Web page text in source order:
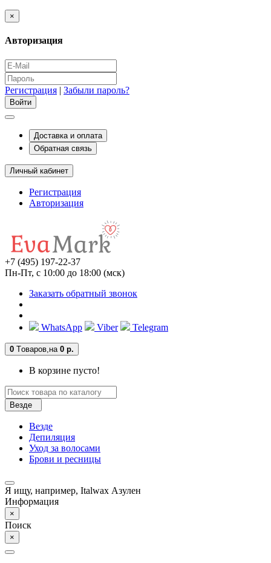
×
Авторизация
Регистрация | Забыли пароль?
Доставка и оплата
Обратная связь
Личный кабинет
Регистрация
Авторизация
+7 (495) 197-22-37
Пн-Пт, с 10:00 до 18:00 (мск)
Заказать обратный звонок
WhatsApp Viber Telegram
0 Tоваров, на 0 р.
В корзине пусто!
Везде
Везде
Депиляция
Уход за волосами
Брови и ресницы
Я ищу, например, Italwax Азулен
Информация
×
Поиск
×